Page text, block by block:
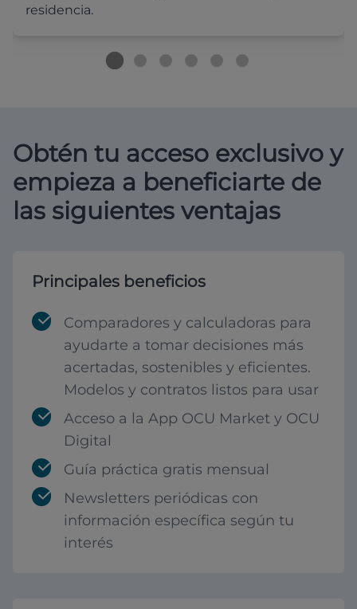
residencia.
Obtén tu acceso exclusivo y
empieza a beneficiarte de
las siguientes ventajas
Principales beneficios
Comparadores y calculadoras para
ayudarte a tomar decisiones más
acertadas, sostenibles y eficientes.
Modelos y contratos listos para usar
Acceso a la App OCU Market y OCU
Digital
Guía práctica gratis mensual
Newsletters periódicas con
información específica según tu
interés